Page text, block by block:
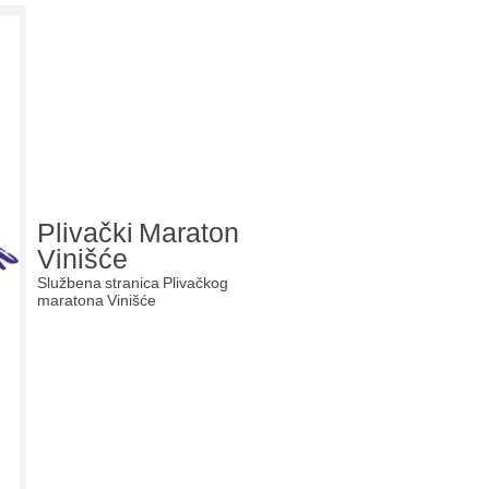
Plivački Maraton
Vinišće
Službena stranica Plivačkog
maratona Vinišće